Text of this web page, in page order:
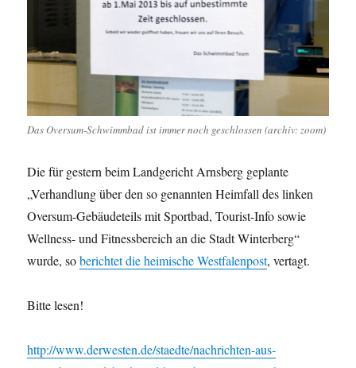
Das Oversum-Schwimmbad ist immer noch geschlossen (archiv: zoom)
Die für gestern beim Landgericht Arnsberg geplante
„Verhandlung über den so genannten Heimfall des linken
Oversum-Gebäudeteils mit Sportbad, Tourist-Info sowie
Wellness- und Fitnessbereich an die Stadt Winterberg“
wurde, soberichtet die heimische Westfalenpost, vertagt.
Bitte lesen!
http://www.derwesten.de/staedte/nachrichten-aus-